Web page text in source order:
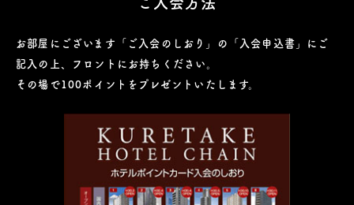
お部屋にございます「ご入会のしおり」の「入会申込書」にご
記入の上、フロントにお持ちください。
その場で100ポイントをプレゼントいたします。